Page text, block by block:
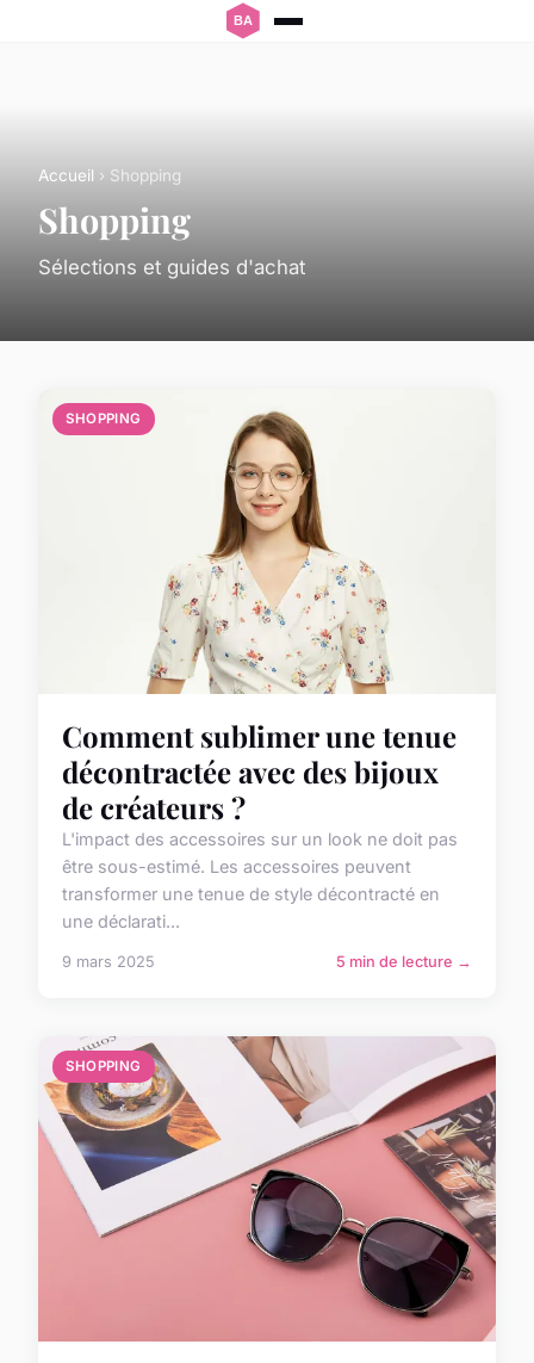
Accueil › Shopping
Shopping
Sélections et guides d'achat
SHOPPING
Comment sublimer une tenue
décontractée avec des bijoux
de créateurs ?
L'impact des accessoires sur un look ne doit pas
être sous-estimé. Les accessoires peuvent
transformer une tenue de style décontracté en
une déclarati...
9 mars 2025 5 min de lecture →
SHOPPING